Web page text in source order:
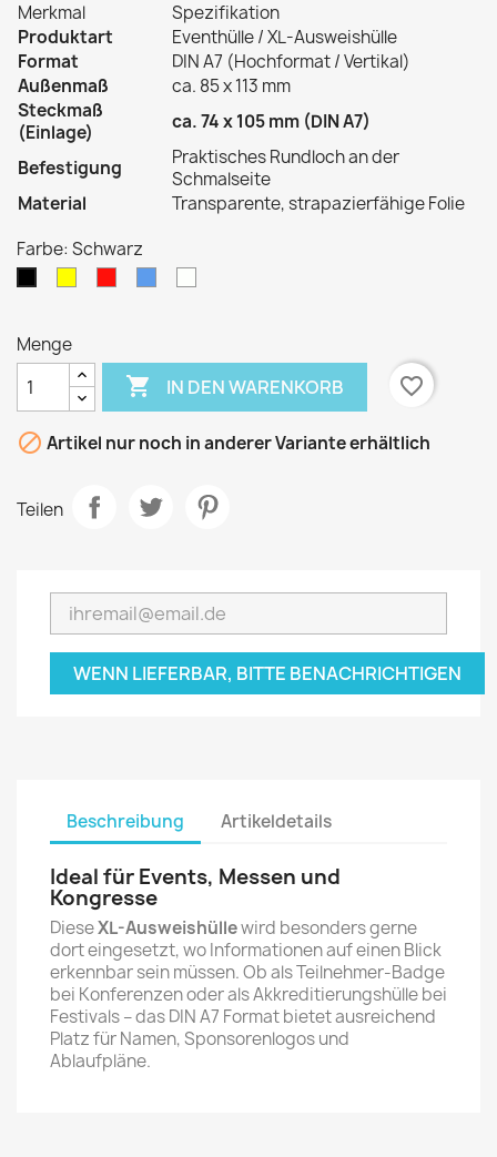
Merkmal
Spezifikation
Produktart
Eventhülle / XL-Ausweishülle
Format
DIN A7 (Hochformat / Vertikal)
Außenmaß
ca. 85 x 113 mm
Steckmaß
(Einlage)
ca. 74 x 105 mm (DIN A7)
Befestigung
Praktisches Rundloch an der
Schmalseite
Material
Transparente, strapazierfähige Folie
Farbe: Schwarz
Menge
 IN DEN WARENKORB favorite_border
 Artikel nur noch in anderer Variante erhältlich
Teilen
WENN LIEFERBAR, BITTE BENACHRICHTIGEN
Beschreibung Artikeldetails
Ideal für Events, Messen und
Kongresse
DieseXL-Ausweishüllewird besonders gerne
dort eingesetzt, wo Informationen auf einen Blick
erkennbar sein müssen. Ob als Teilnehmer-Badge
bei Konferenzen oder als Akkreditierungshülle bei
Festivals – das DIN A7 Format bietet ausreichend
Platz für Namen, Sponsorenlogos und
Ablaufpläne.